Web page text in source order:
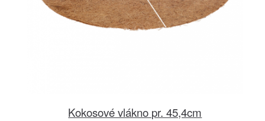
Kokosové vlákno pr. 45,4cm